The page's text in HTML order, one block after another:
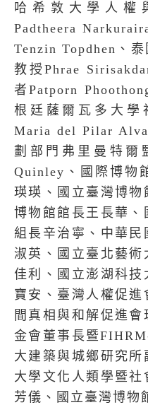
哈希敦大學人權
Padtheera
Tenzin Topdhen 、
教授 Phrae
者Patporn
根廷薩爾瓦多大學
Maria del Pilar
劃部門弗里曼特爾
Quinley 、國際博物
瑛瑛、國立臺灣博物
博物館館長王長華、
組長辛治寧、中華民
淑英、國立臺北藝
佳利、國立澎湖科
寶安、臺灣人權促
間真相與和解促進
金會董事長暨
大建築與城鄉研究
大學文化人類學暨
芳儀、國立臺灣博物